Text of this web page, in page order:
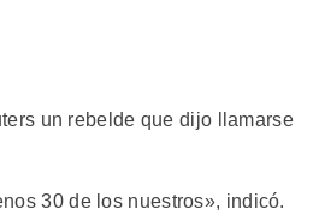
un rebelde que dijo llamarse
30 de los nuestros», indicó.